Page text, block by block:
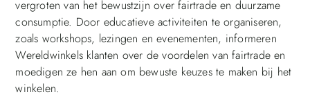
vergroten van het bewustzijn over fairtrade en duurzame
consumptie. Door educatieve activiteiten te organiseren,
zoals workshops, lezingen en evenementen, informeren
Wereldwinkels klanten over de voordelen van fairtrade en
moedigen ze hen aan om bewuste keuzes te maken bij het
winkelen.